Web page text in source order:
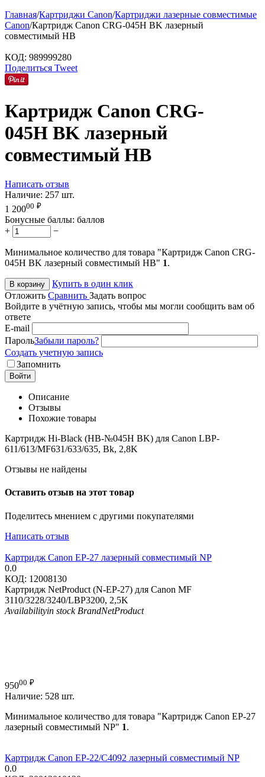
Главная/Картриджи Canon/Картриджи лазерные совместимые
Canon/Картридж Canon CRG-045H BK лазерный
совместимый HB
КОД: 989999280
Поделиться Tweet
Картридж Canon CRG-
045H BK лазерный
совместимый HB
Написать отзыв
Наличие: 257 шт.
1 20000 ₽
Бонусные баллы: баллов
+
−
Минимальное количество для товара "Картридж Canon CRG-
045H BK лазерный совместимый HB" 1.
В корзину
Купить в один клик
Отложить Сравнить Задать вопрос
Войдите в учётную запись, чтобы мы могли сообщить вам об
ответе
E-mail
ПарольЗабыли пароль?
Создать учетную запись
Запомнить
Войти
Описание
Отзывы
Похожие товары
Картридж Hi-Black (HB-№045H BK) для Canon LBP-
611/613/MF631/633/635, Bk, 2,8K
Отзывы не найдены
Оставить отзыв на этот товар
Поделитесь мнением с другими покупателями
Написать отзыв
Картридж Canon EP-27 лазерный совместимый NP
0.0
КОД: 12008130
Картридж NetProduct (N-EP-27) для Canon MF
3110/3228/3240/LBP3200, 2,5K
Availabilityin stock BrandNetProduct
95000 ₽
Наличие: 528 шт.
Минимальное количество для товара "Картридж Canon EP-27
лазерный совместимый NP" 1.
Картридж Canon EP-22/C4092 лазерный совместимый NP
0.0